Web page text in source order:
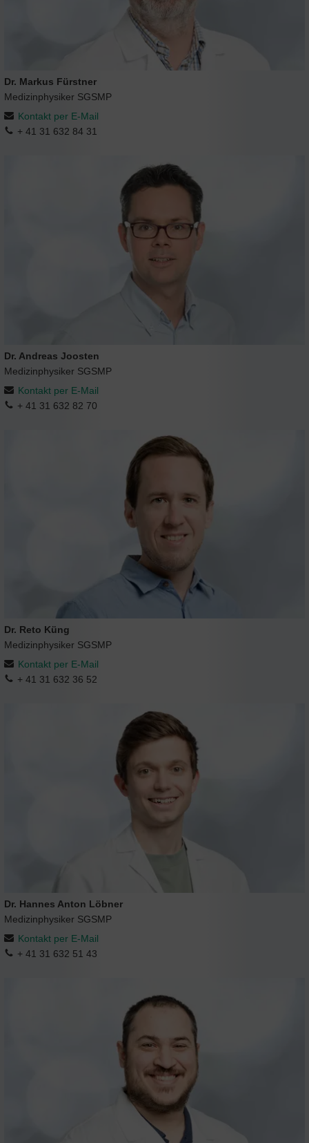
Dr. Markus Fürstner
Medizinphysiker SGSMP
Kontakt per E-Mail
+ 41 31 632 84 31
Dr. Andreas Joosten
Medizinphysiker SGSMP
Kontakt per E-Mail
+ 41 31 632 82 70
Dr. Reto Küng
Medizinphysiker SGSMP
Kontakt per E-Mail
+ 41 31 632 36 52
Dr. Hannes Anton Löbner
Medizinphysiker SGSMP
Kontakt per E-Mail
+ 41 31 632 51 43